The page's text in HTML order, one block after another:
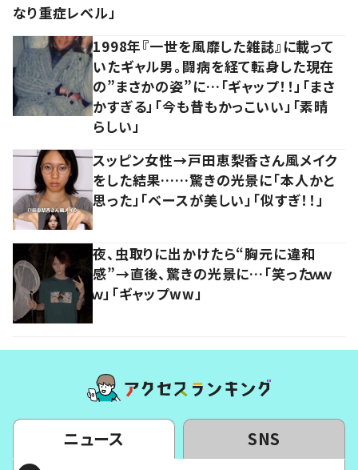
なり重症レベル」
1998年『一世を風靡した雑誌』に載って
いたギャル男。闘病を経て転身した現在
の”まさかの姿”に…「ギャップ！！」「まさ
かすぎる」「今も昔もかっこいい」「素晴
らしい」
スッピン女性→戸田恵梨香さん風メイク
をした結果……驚きの光景に「本人かと
思った」「ベースが美しい」「似すぎ！！」
夜、虫取りに出かけたら“胸元に違和
感”→直後、驚きの光景に…「笑ったｗｗ
ｗ」「ギャップww」
ニュース SNS